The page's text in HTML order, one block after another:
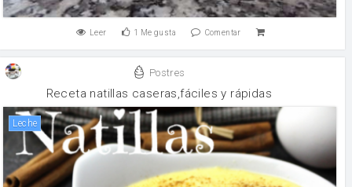
Leer 1 Me gusta Comentar
Postres
Receta natillas caseras,fáciles y rápidas
leche